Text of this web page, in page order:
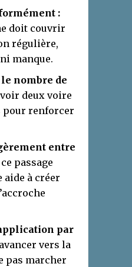
:
doit couvrir
régulière,
manque.
nombre de
deux voire
pour renforcer
entre
ce passage
à créer
par
vers la
pas marcher